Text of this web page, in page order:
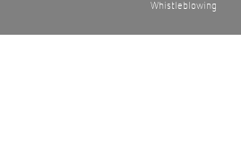
Whistleblowing